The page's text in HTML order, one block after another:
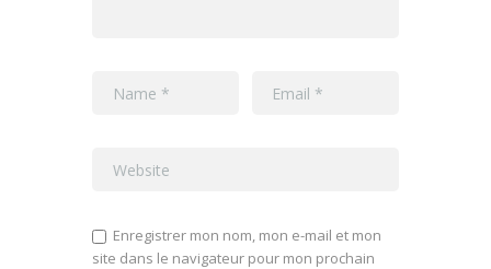
Enregistrer mon nom, mon e-mail et mon
site dans le navigateur pour mon prochain